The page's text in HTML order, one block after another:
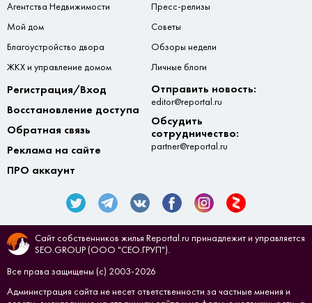
Агентства Недвижимости
Мой дом
Благоустройство двора
ЖКХ и управление домом
Пресс-релизы
Советы
Обзоры недели
Личные блоги
Регистрация/Вход
Восстановление доступа
Обратная связь
Реклама на сайте
ПРО аккаунт
Отправить новость:
editor@reportal.ru
Обсудить
сотрудничество:
partner@reportal.ru
Сайт собственников жилья Reportal.ru принадлежит и управляется
SEO.GROUP (ООО "СЕО.ГРУП").
Все права защищены (с) 2003-2026
Администрация сайта не несет ответственности за частные мнения и